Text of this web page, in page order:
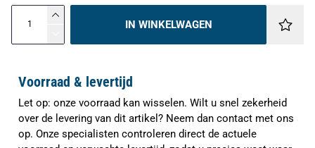
IN WINKELWAGEN
Voorraad & levertijd
Let op: onze voorraad kan wisselen. Wilt u snel zekerheid
over de levering van dit artikel? Neem dan contact met ons
op. Onze specialisten controleren direct de actuele